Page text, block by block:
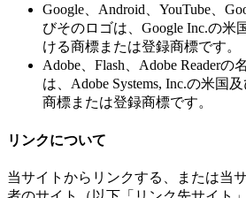
Google、Android、YouTube、
びそのロゴは、Google Inc.の米
ける商標または登録商標です。
Adobe、Flash、Adobe Reader
は、Adobe Systems, Inc.の米国
商標または登録商標です。
リンクについて
当サイトからリンクする、または当